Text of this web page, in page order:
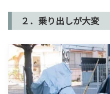
２．乗り出しが大変